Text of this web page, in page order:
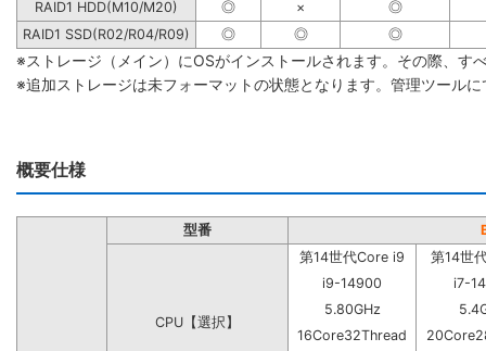
RAID1 HDD(M10/M20) ◎ ×
◎
RAID1 SSD(R02/R04/R09)
◎ ◎ ◎
※ストレージ（メイン）にOSがインストールされます。その際、す
※追加ストレージは未フォーマットの状態となります。管理ツール
概要仕様
型番
CPU【選択】
第14世代Core i9
第14世
i9-14900
i7-
5.80GHz
16Core32Thread